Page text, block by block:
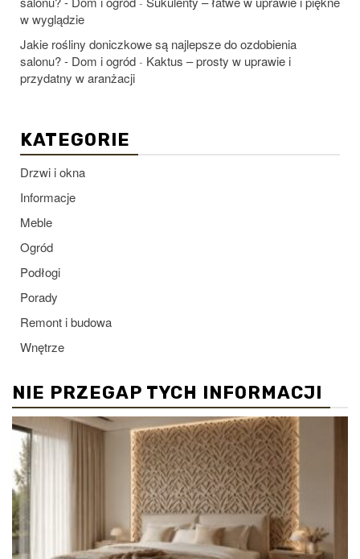
w wyglądzie
Jakie rośliny doniczkowe są najlepsze do ozdobienia
salonu? - Dom i ogród - Kaktus – prosty w uprawie i
przydatny w aranżacji
KATEGORIE
Drzwi i okna
Informacje
Meble
Ogród
Podłogi
Porady
Remont i budowa
Wnętrze
NIE PRZEGAP TYCH INFORMACJI